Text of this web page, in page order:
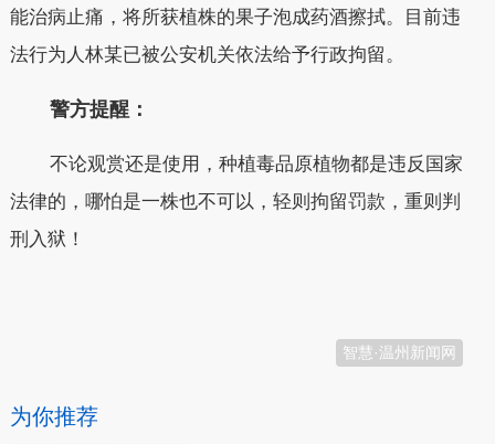
能治病止痛，将所获植株的果子泡成药酒擦拭。目前违
法行为人林某已被公安机关依法给予行政拘留。
警方提醒：
不论观赏还是使用，种植毒品原植物都是违反国家
法律的，哪怕是一株也不可以，轻则拘留罚款，重则判
刑入狱！
智慧·温州新闻网
为你推荐